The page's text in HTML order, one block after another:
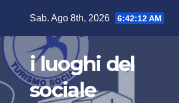
contenuto
Sab. Ago 8th, 2026 6:42:13 AM
i luoghi del
sociale